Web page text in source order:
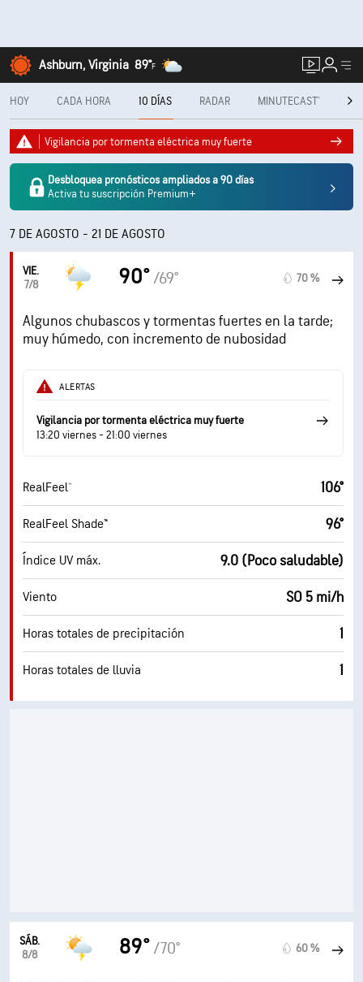
Ashburn, Virginia 89°F
HOY CADA HORA 10 DÍAS RADAR MINUTECAST®
Vigilancia por tormenta eléctrica muy fuerte
Desbloquea pronósticos ampliados a 90 días
Activa tu suscripción Premium+
7 DE AGOSTO - 21 DE AGOSTO
VIE.
7/8
90° /69° 70 %
Algunos chubascos y tormentas fuertes en la tarde;
muy húmedo, con incremento de nubosidad
ALERTAS
Vigilancia por tormenta eléctrica muy fuerte
13:20 viernes - 21:00 viernes
RealFeel® 106°
RealFeel Shade™ 96°
Índice UV máx. 9.0 (Poco saludable)
Viento SO 5 mi/h
Horas totales de precipitación 1
Horas totales de lluvia 1
SÁB.
8/8
89° /70° 60 %